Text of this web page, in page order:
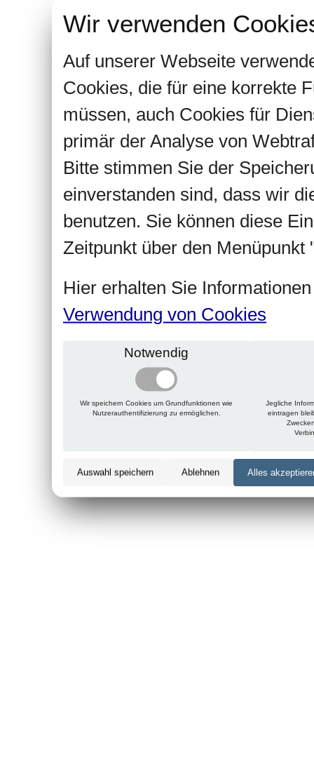
Wir verwenden
Auf unserer Webseite
Cookies, die für eine korrekte
müssen, auch Cookies für
primär der Analyse von
Bitte stimmen Sie der
einverstanden sind, dass wir
benutzen. Sie können diese
Zeitpunkt über den Menüpunkt
Hier erhalten Sie
Verwendung von Cookies
Notwendig
Wir speichern Cookies um Grundfunktionen wie
Nutzerauthentifizierung zu ermöglichen.
Jegliche
eintragen
Auswahl speichern Ablehnen Alles